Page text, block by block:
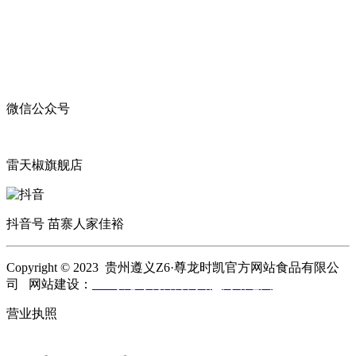
微信公众号
雷天椒旗舰店
抖音号 苗寨人家佳裕
Copyright © 2023 贵州遵义Z6·尊龙时凯官方网站食品有限公
司 网站建设：
营业执照